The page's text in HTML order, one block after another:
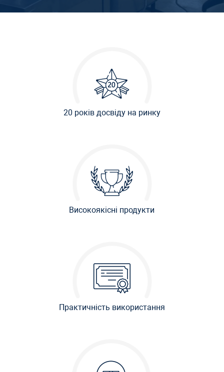
20 років досвіду на ринку
Високоякісні продукти
Практичність використання